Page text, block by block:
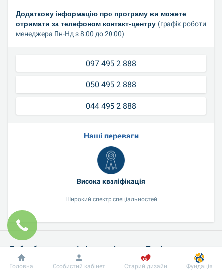
Додаткову інформацію про програму ви можете
отримати за телефоном контакт-центру (графік роботи
менеджера Пн-Нд з 8:00 до 20:00)
097 495 2 888
050 495 2 888
044 495 2 888
Наші переваги
Висока кваліфікація
Широкий спектр спеціальностей
Добробут
Про нас
Інформація
Наші сертифікати
Пацієнту
Наші лікарі
Головна Особистий кабінет Старий дизайн Фундація